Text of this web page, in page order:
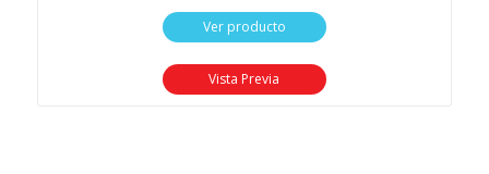
Ver producto
Vista Previa